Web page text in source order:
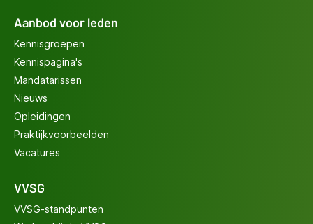
Aanbod voor leden
Kennisgroepen
Kennispagina's
Mandatarissen
Nieuws
Opleidingen
Praktijkvoorbeelden
Vacatures
VVSG
VVSG-standpunten